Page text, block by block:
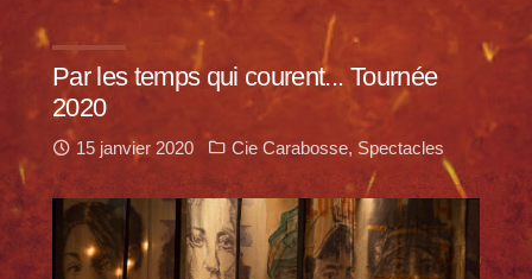
Par les temps qui courent... Tournée
2020
15 janvier 2020 Cie Carabosse, Spectacles